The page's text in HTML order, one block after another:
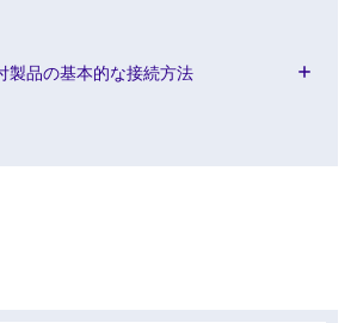
製品の基本的な接続方法